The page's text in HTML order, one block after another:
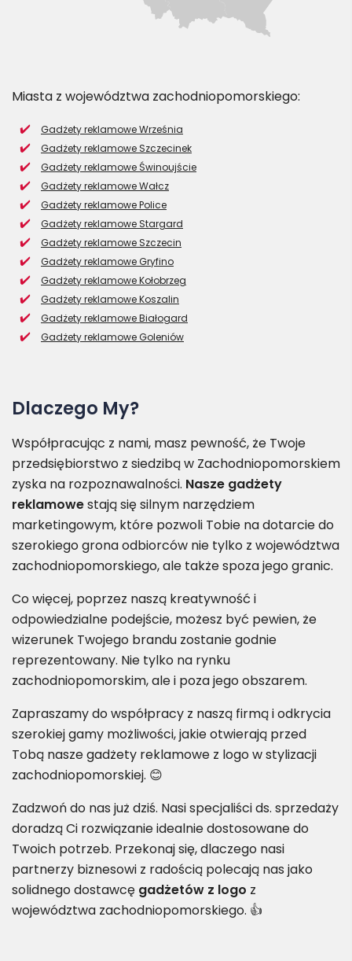
Miasta z województwa zachodniopomorskiego:
Gadżety reklamowe Września
Gadżety reklamowe Szczecinek
Gadżety reklamowe Świnoujście
Gadżety reklamowe Wałcz
Gadżety reklamowe Police
Gadżety reklamowe Stargard
Gadżety reklamowe Szczecin
Gadżety reklamowe Gryfino
Gadżety reklamowe Kołobrzeg
Gadżety reklamowe Koszalin
Gadżety reklamowe Białogard
Gadżety reklamowe Goleniów
Dlaczego My?
Współpracując z nami, masz pewność, że Twoje
przedsiębiorstwo z siedzibą w Zachodniopomorskiem
zyska na rozpoznawalności. Nasze gadżety
reklamowestają się silnym narzędziem
marketingowym, które pozwoli Tobie na dotarcie do
szerokiego grona odbiorców nie tylko z województwa
zachodniopomorskiego, ale także spoza jego granic.
Co więcej, poprzez naszą kreatywność i
odpowiedzialne podejście, możesz być pewien, że
wizerunek Twojego brandu zostanie godnie
reprezentowany. Nie tylko na rynku
zachodniopomorskim, ale i poza jego obszarem.
Zapraszamy do współpracy z naszą firmą i odkrycia
szerokiej gamy możliwości, jakie otwierają przed
Tobą nasze gadżety reklamowe z logo w stylizacji
zachodniopomorskiej. 😊
Zadzwoń do nas już dziś. Nasi specjaliści ds. sprzedaży
doradzą Ci rozwiązanie idealnie dostosowane do
Twoich potrzeb. Przekonaj się, dlaczego nasi
partnerzy biznesowi z radością polecają nas jako
solidnego dostawcę gadżetów z logo z
województwa zachodniopomorskiego. 👍